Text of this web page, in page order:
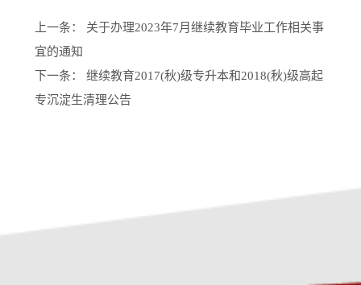
上一条： 关于办理2023年7月继续教育毕业工作相关事
宜的通知
下一条： 继续教育2017(秋)级专升本和2018(秋)级高起
专沉淀生清理公告